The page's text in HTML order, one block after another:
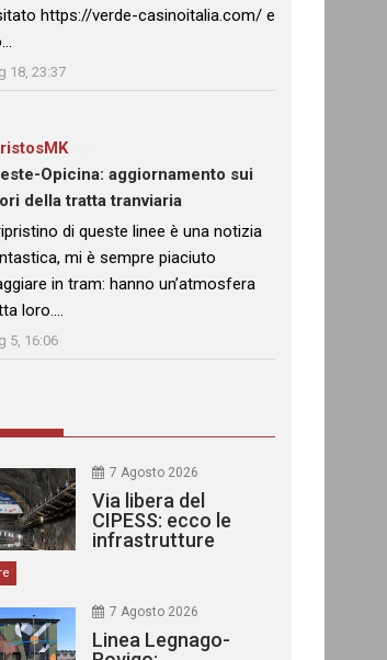
https://verde-casinoitalia.com/ e
18, 23:37
su
Opicina: aggiornamento sui
della tratta tranviaria
di queste linee è una notizia
mi è sempre piaciuto
in tram: hanno un’atmosfera
loro.…
5, 16:06
7 Agosto 2026
Via libera del
CIPESS: ecco le
infrastrutture
7 Agosto 2026
Linea Legnago-